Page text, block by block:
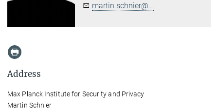
martin.schnier@...
Address
Max Planck Institute for Security and Privacy
Martin Schnier